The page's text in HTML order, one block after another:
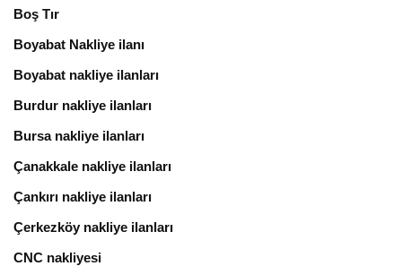
Boş Tır
Boyabat Nakliye ilanı
Boyabat nakliye ilanları
Burdur nakliye ilanları
Bursa nakliye ilanları
Çanakkale nakliye ilanları
Çankırı nakliye ilanları
Çerkezköy nakliye ilanları
CNC nakliyesi